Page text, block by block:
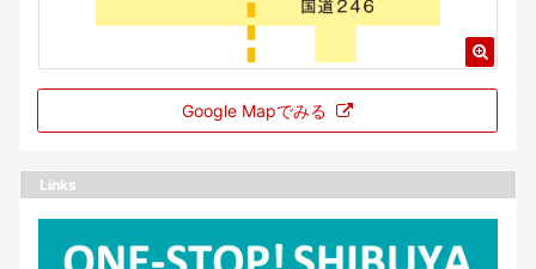
Google Mapでみる
Links